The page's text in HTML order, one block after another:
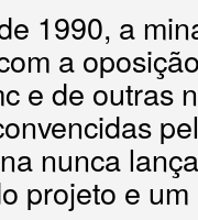
1990, a
a
e de outras
nunca
projeto e